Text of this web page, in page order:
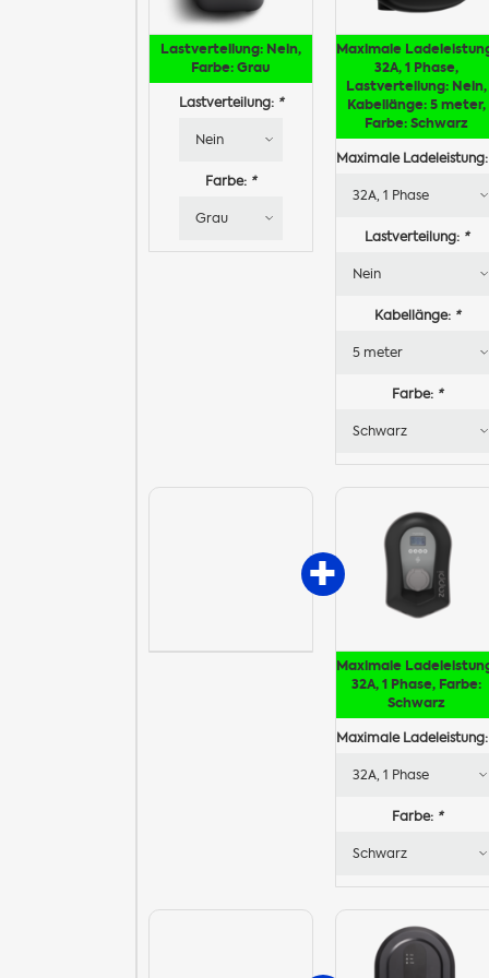
Lastverteilung: Nein,
Farbe: Grau
Lastverteilung: *
Farbe: *
Maximale
32A, 1 Phase,
Lastverteilung: Nein,
Kabellänge: 5 meter,
Farbe: Schwarz
Maximale Ladeleistung:
Lastverteilung: *
Kabellänge: *
Farbe: *
Maximale
32A, 1 Phase, Farbe:
Schwarz
Maximale Ladeleistung:
Farbe: *